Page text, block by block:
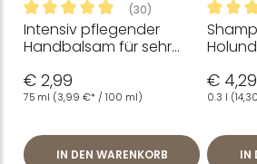
Durchschnittliche Bewertung von
(30)
Intensiv pflegender
Handbalsam für sehr
Handpflege mit
Baumwolle & Sheabutter
€ 2,99
75 ml (3,99 €* / 100 ml)
IN DEN WARENKORB
€ 4,29
0.3 l
IN